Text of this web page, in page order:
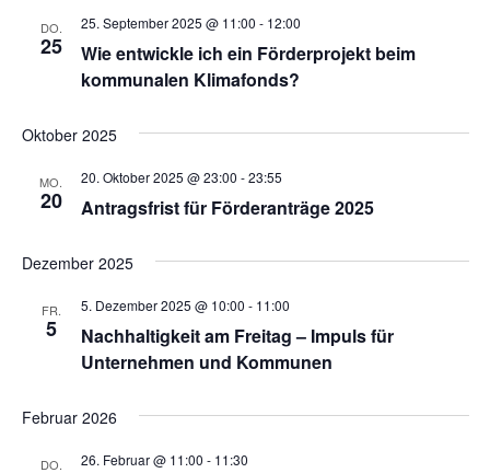
DO.
25
Wie entwickle ich ein Förderprojekt beim
kommunalen Klimafonds?
25. September 2025 @ 11:00 - 12:00
Oktober 2025
MO.
20 Antragsfrist für Förderanträge 2025
20. Oktober 2025 @ 23:00 -23:55
Dezember 2025
FR.
5
Nachhaltigkeit am Freitag – Impuls für
Unternehmen und Kommunen
5. Dezember 2025 @ 10:00 - 11:00
Februar 2026
DO. 26. Februar @ 11:00 - 11:30